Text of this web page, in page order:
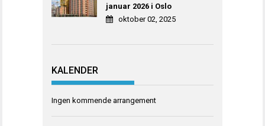
januar 2026 i Oslo
oktober 02, 2025
KALENDER
Ingen kommende arrangement